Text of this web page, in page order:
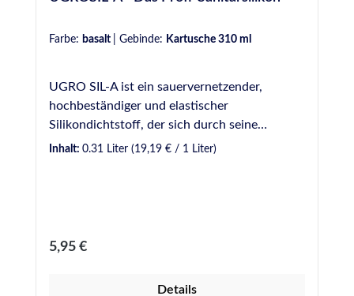
Farbe: basalt Gebinde: Kartusche 310 ml
UGRO SIL-A ist ein sauervernetzender,
hochbeständiger und elastischer
Silikondichtstoff, der sich durch seine
Vielseitigkeit beim Einsatz in
auch in Bereichen mit höherer Beanspruchung
im Außenbereich, wie Schwimmbäder und
Inhalt: 0.31 Liter (19,19 € / 1 Liter)
Regulärer Preis:
5,95 €
Details